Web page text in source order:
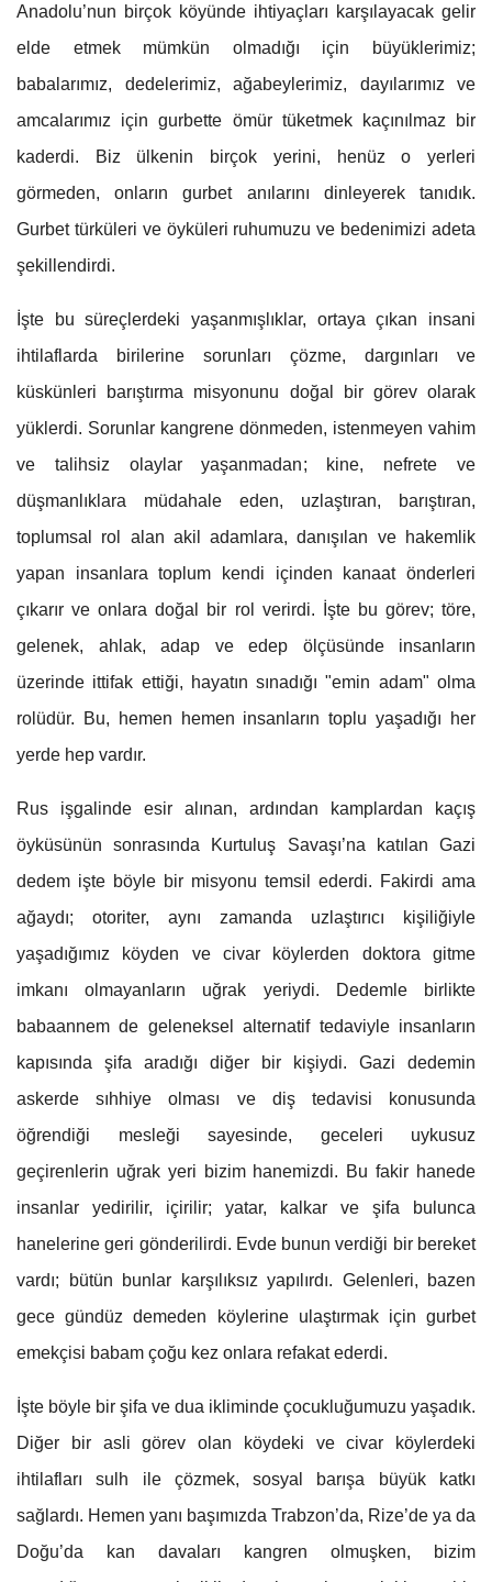
Anadolu’nun birçok köyünde ihtiyaçları karşılayacak gelir
elde etmek mümkün olmadığı için büyüklerimiz;
babalarımız, dedelerimiz, ağabeylerimiz, dayılarımız ve
amcalarımız için gurbette ömür tüketmek kaçınılmaz bir
kaderdi. Biz ülkenin birçok yerini, henüz o yerleri
görmeden, onların gurbet anılarını dinleyerek tanıdık.
Gurbet türküleri ve öyküleri ruhumuzu ve bedenimizi adeta
şekillendirdi.
İşte bu süreçlerdeki yaşanmışlıklar, ortaya çıkan insani
ihtilaflarda birilerine sorunları çözme, dargınları ve
küskünleri barıştırma misyonunu doğal bir görev olarak
yüklerdi. Sorunlar kangrene dönmeden, istenmeyen vahim
ve talihsiz olaylar yaşanmadan; kine, nefrete ve
düşmanlıklara müdahale eden, uzlaştıran, barıştıran,
toplumsal rol alan akil adamlara, danışılan ve hakemlik
yapan insanlara toplum kendi içinden kanaat önderleri
çıkarır ve onlara doğal bir rol verirdi. İşte bu görev; töre,
gelenek, ahlak, adap ve edep ölçüsünde insanların
üzerinde ittifak ettiği, hayatın sınadığı "emin adam" olma
rolüdür. Bu, hemen hemen insanların toplu yaşadığı her
yerde hep vardır.
Rus işgalinde esir alınan, ardından kamplardan kaçış
öyküsünün sonrasında Kurtuluş Savaşı’na katılan Gazi
dedem işte böyle bir misyonu temsil ederdi. Fakirdi ama
ağaydı; otoriter, aynı zamanda uzlaştırıcı kişiliğiyle
yaşadığımız köyden ve civar köylerden doktora gitme
imkanı olmayanların uğrak yeriydi. Dedemle birlikte
babaannem de geleneksel alternatif tedaviyle insanların
kapısında şifa aradığı diğer bir kişiydi. Gazi dedemin
askerde sıhhiye olması ve diş tedavisi konusunda
öğrendiği mesleği sayesinde, geceleri uykusuz
geçirenlerin uğrak yeri bizim hanemizdi. Bu fakir hanede
insanlar yedirilir, içirilir; yatar, kalkar ve şifa bulunca
hanelerine geri gönderilirdi. Evde bunun verdiği bir bereket
vardı; bütün bunlar karşılıksız yapılırdı. Gelenleri, bazen
gece gündüz demeden köylerine ulaştırmak için gurbet
emekçisi babam çoğu kez onlara refakat ederdi.
İşte böyle bir şifa ve dua ikliminde çocukluğumuzu yaşadık.
Diğer bir asli görev olan köydeki ve civar köylerdeki
ihtilafları sulh ile çözmek, sosyal barışa büyük katkı
sağlardı. Hemen yanı başımızda Trabzon’da, Rize’de ya da
Doğu’da kan davaları kangren olmuşken, bizim